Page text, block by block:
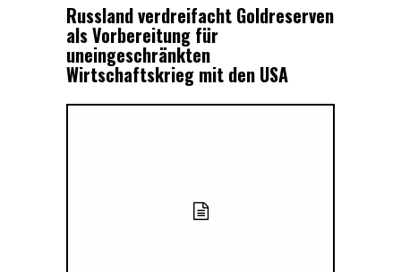
Russland verdreifacht Goldreserven
als Vorbereitung für
uneingeschränkten
Wirtschaftskrieg mit den USA